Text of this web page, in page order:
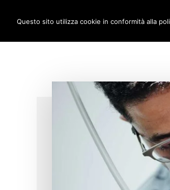
principale
menuIMPLANTOLOGIA
carico
immediato!
Questo sito utilizza cookie in conformità alla